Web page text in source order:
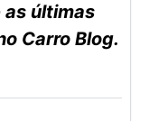
as últimas
Carro Blog.